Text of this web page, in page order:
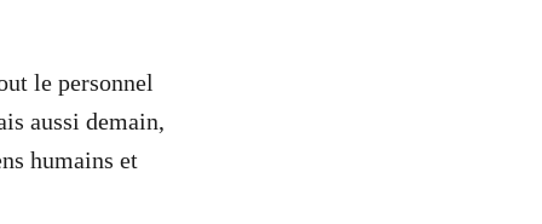
le personnel
aussi demain,
humains et